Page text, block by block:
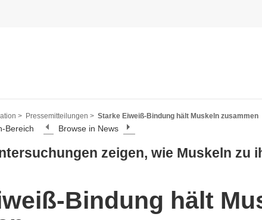
> Pressemitteilungen > Starke Eiweiß-Bindung hält Muskeln zusammen
Bereich Browse in News
zeigen, wie Muskeln zu
Bindung hält